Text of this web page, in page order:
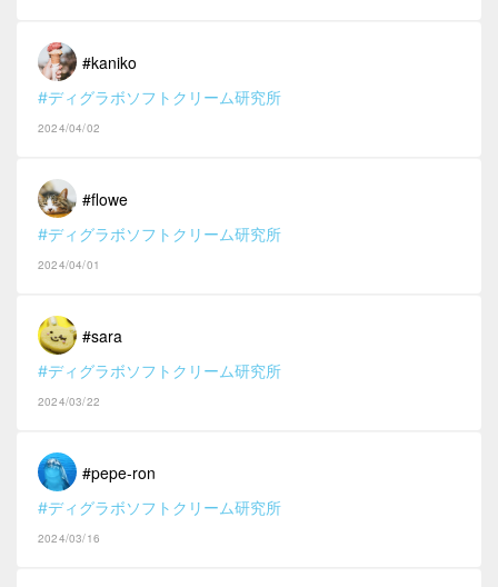
#kaniko
#ディグラボソフトクリーム研究所
2024/04/02
#flowe
#ディグラボソフトクリーム研究所
2024/04/01
#sara
#ディグラボソフトクリーム研究所
2024/03/22
#pepe-ron
#ディグラボソフトクリーム研究所
2024/03/16